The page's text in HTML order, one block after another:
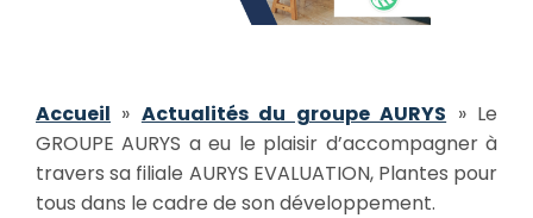
Accueil » Actualités du groupe AURYS » Le
GROUPE AURYS a eu le plaisir d’accompagner à
travers sa filiale AURYS EVALUATION, Plantes pour
tous dans le cadre de son développement.